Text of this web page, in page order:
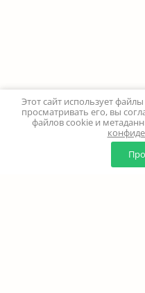
Этот сайт использует
просматривать его, вы
файлов cookie и